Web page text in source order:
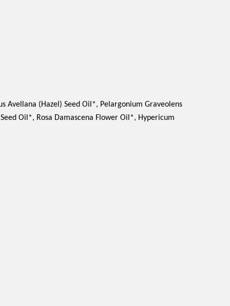
Avellana (Hazel) Seed Oil*, Pelargonium Graveolens
Oil*, Rosa Damascena Flower Oil*, Hypericum